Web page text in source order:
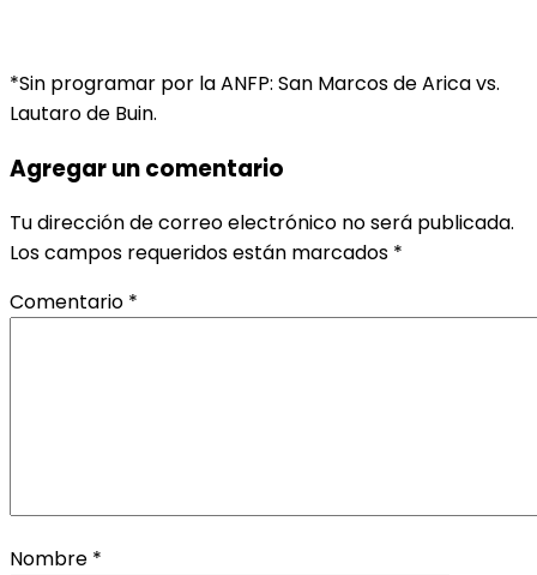
*Sin programar por la ANFP: San Marcos de Arica vs.
Lautaro de Buin.
Agregar un comentario
Tu dirección de correo electrónico no será publicada.
Los campos requeridos están marcados *
Comentario *
Nombre *